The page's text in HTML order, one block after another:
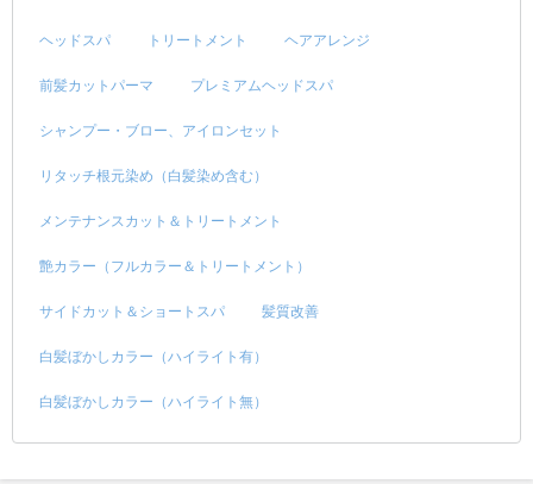
ヘッドスパ トリートメント ヘアアレンジ
前髪カットパーマ プレミアムヘッドスパ
シャンプー・ブロー、アイロンセット
リタッチ根元染め（白髪染め含む）
メンテナンスカット＆トリートメント
艶カラー（フルカラー＆トリートメント）
サイドカット＆ショートスパ 髪質改善
白髪ぼかしカラー（ハイライト有）
白髪ぼかしカラー（ハイライト無）